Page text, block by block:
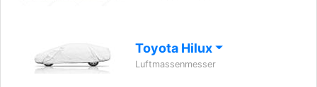
Toyota Hilux
Luftmassenmesser